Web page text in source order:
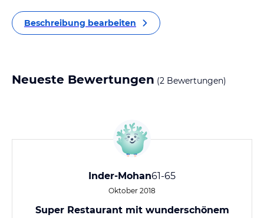
Beschreibung bearbeiten
Neueste Bewertungen (2 Bewertungen)
Inder-Mohan61-65
Oktober 2018
Super Restaurant mit wunderschönem